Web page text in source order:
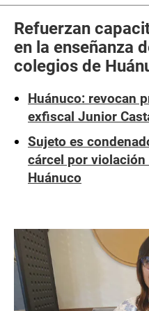
Refuerzan
en la enseñanza
colegios de
Huánuco: revocan
exfiscal Junior
Sujeto es
cárcel por violación
Huánuco